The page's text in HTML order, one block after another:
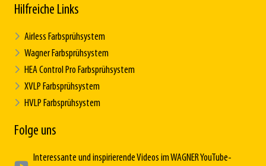
Hilfreiche Links
Airless Farbsprühsystem
Wagner Farbsprühsystem
HEA Control Pro Farbsprühsystem
XVLP Farbsprühsystem
HVLP Farbsprühsystem
Folge uns
Interessante und inspirierende Videos im WAGNER YouTube-